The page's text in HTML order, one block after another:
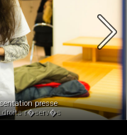
presse
droits r�serv�s